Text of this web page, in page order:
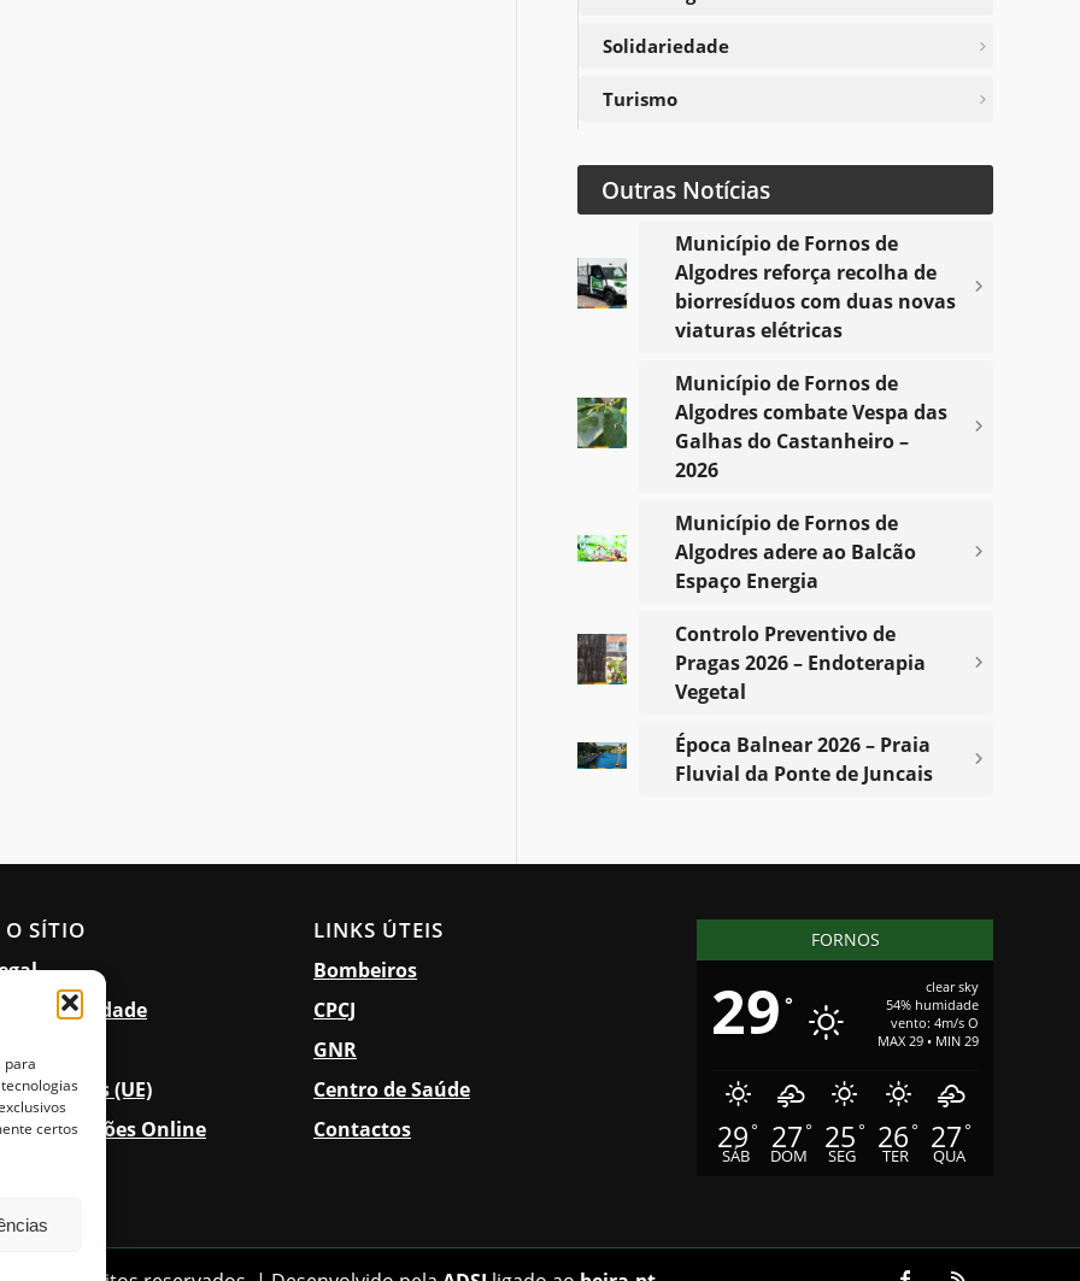
para
certos
Solidariedade
Turismo
Outras Notícias
Município de Fornos de
Algodres reforça recolha de
biorresíduos com duas novas
viaturas elétricas
Município de Fornos de
Algodres combate Vespa das
Galhas do Castanheiro –
2026
Município de Fornos de
Algodres adere ao Balcão
Espaço Energia
Controlo Preventivo de
Pragas 2026 – Endoterapia
Vegetal
Época Balnear 2026 – Praia
Fluvial da Ponte de Juncais
O SÍTIO
Privacidade
Cookies (UE)
Reclamações Online
LINKS ÚTEIS
Bombeiros
CPCJ
GNR
Centro de Saúde
Contactos
FORNOS
29 °
clear sky
54% humidade
vento: 4m/s O
MAX 29 • MIN 29
29 °
SÁB
27 °
DOM
25 °
SEG
26 °
TER
27 °
QUA